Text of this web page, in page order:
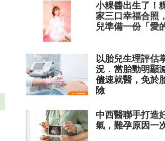
小粿醬出生了！
家三口幸福合照
兒準備一份「愛
以胎兒生理評估
況．當胎動明顯
儘速就醫，免於
險
中西醫聯手打造
氣，難孕原因一